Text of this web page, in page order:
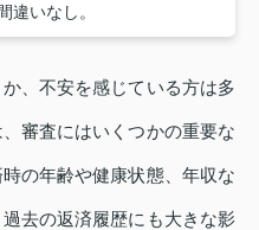
違いなし。
、不安を感じている方は多
審査にはいくつかの重要な
の年齢や健康状態、年収な
去の返済履歴にも大きな影